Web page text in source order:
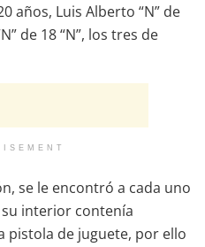
años, Luis Alberto “N” de
de 18 “N”, los tres de
se le encontró a cada uno
interior contenía
pistola de juguete, por ello